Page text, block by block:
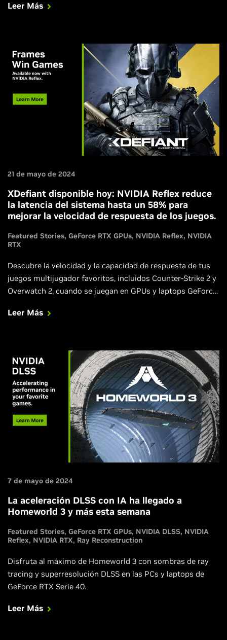
Leer Más
21 de mayo de 2024
XDefiant disponible hoy: NVIDIA Reflex reduce
la latencia del sistema hasta un 58% para
mejorar la velocidad de respuesta de los juegos.
Featured Stories GeForce RTX GPUs NVIDIA Reflex NVIDIA
RTX
Descubre la velocidad y la capacidad de respuesta de tus
juegos multijugador favoritos, incluidos Counter-Strike 2 y
Overwatch 2, cuando se juegan en GPUs y laptops GeForce
Leer Más
7 de mayo de 2024
La aceleración DLSS con IA ha llegado a
Homeworld 3 y más esta semana
Featured Stories GeForce RTX GPUs NVIDIA DLSS NVIDIA
Reflex NVIDIA RTX Ray Reconstruction
Disfruta al máximo de Homeworld 3 con sombras de ray
tracing y superresolución DLSS en las PCs y laptops de
GeForce RTX Serie 40.
Leer Más